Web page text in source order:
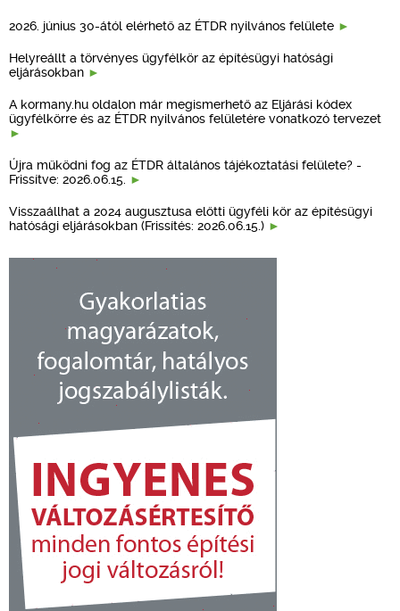
2026. június 30-ától elérhető az ÉTDR nyilvános felülete
Helyreállt a törvényes ügyfélkör az építésügyi hatósági
eljárásokban
A kormany.hu oldalon már megismerhető az Eljárási kódex
ügyfélkörre és az ÉTDR nyilvános felületére vonatkozó tervezet
Újra működni fog az ÉTDR általános tájékoztatási felülete? -
Frissítve: 2026.06.15.
Visszaállhat a 2024 augusztusa előtti ügyféli kör az építésügyi
hatósági eljárásokban (Frissítés: 2026.06.15.)